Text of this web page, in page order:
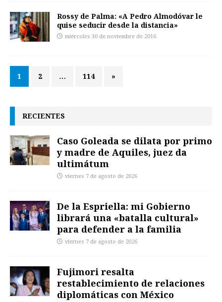
Rossy de Palma: «A Pedro Almodóvar le
quise seducir desde la distancia»
miércoles 30 de noviembre de 2016
1 2 … 114 »
RECIENTES
Caso Goleada se dilata por primo
y madre de Aquiles, juez da
ultimátum
viernes 7 de agosto de 2026
De la Espriella: mi Gobierno
librará una «batalla cultural»
para defender a la familia
viernes 7 de agosto de 2026
Fujimori resalta
restablecimiento de relaciones
diplomáticas con México